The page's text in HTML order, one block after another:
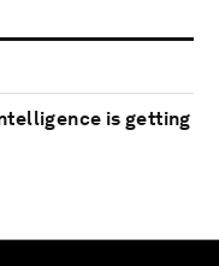
is getting